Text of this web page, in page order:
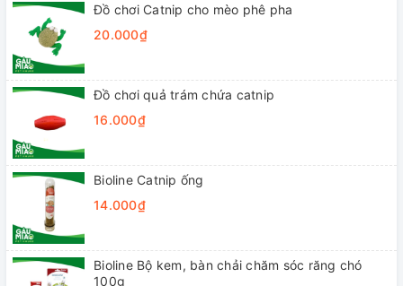
Đồ chơi Catnip cho mèo phê pha
20.000₫
Đồ chơi quả trám chứa catnip
16.000₫
Bioline Catnip ống
14.000₫
Bioline Bộ kem, bàn chải chăm sóc răng chó
100g